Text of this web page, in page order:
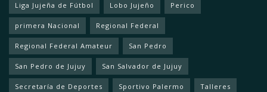
Liga Jujeña de Fútbol Lobo Jujeño Perico
primera Nacional Regional Federal
Regional Federal Amateur San Pedro
San Pedro de Jujuy San Salvador de Jujuy
Secretaría de Deportes Sportivo Palermo Talleres